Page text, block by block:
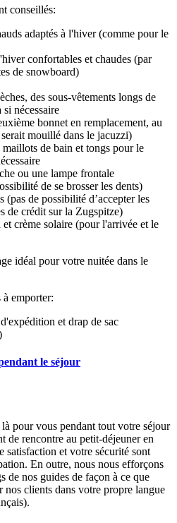
conseillés:
adaptés à l'hiver (comme pour le
confortables et chaudes (par
de snowboard)
des sous-vêtements longs de
nécessaire
bonnet en remplacement, au
mouillé dans le jacuzzi)
maillots de bain et tongs pour le
ou une lampe frontale
de se brosser les dents)
(pas de possibilité d’accepter les
de crédit sur la Zugspitze)
crème solaire (pour l'arrivée et le
idéal pour votre nuitée dans le
à emporter:
et drap de sac
le séjour
pour vous pendant tout votre séjour
de rencontre au petit-déjeuner en
satisfaction et votre sécurité sont
En outre, nous nous efforçons
de nos guides de façon à ce que
nos clients dans votre propre langue